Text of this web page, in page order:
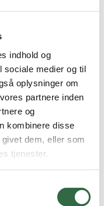
indhold og
sociale medier og til
oplysninger om
partnere inden
og
kombinere disse
dem, eller som
tjenester.
på fliseprøver
farve en kæmpe rolle.
det kan skabe ro eller
har hos Fliseshoppen
vores vægfliser efter
netop de fliser, som du
fantastiske farver. Så har